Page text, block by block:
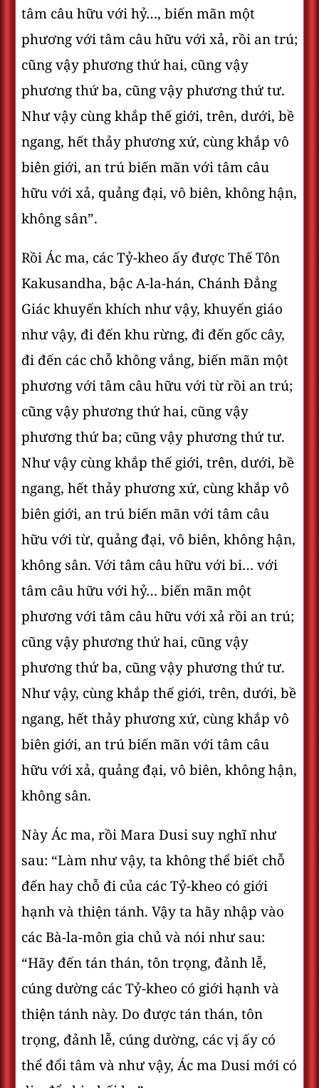
tâm câu hữu với hỷ…, biến mãn một
phương với tâm câu hữu với xả, rồi an trú;
cũng vậy phương thứ hai, cũng vậy
phương thứ ba, cũng vậy phương thứ tư.
Như vậy cùng khắp thế giới, trên, dưới, bề
ngang, hết thảy phương xứ, cùng khắp vô
biên giới, an trú biến mãn với tâm câu
hữu với xả, quảng đại, vô biên, không hận,
không sân”.
Rồi Ác ma, các Tỷ-kheo ấy được Thế Tôn
Kakusandha, bậc A-la-hán, Chánh Ðẳng
Giác khuyến khích như vậy, khuyến giáo
như vậy, đi đến khu rừng, đi đến gốc cây,
đi đến các chỗ không vắng, biến mãn một
phương với tâm câu hữu với từ rồi an trú;
cũng vậy phương thứ hai, cũng vậy
phương thứ ba; cũng vậy phương thứ tư.
Như vậy cùng khắp thế giới, trên, dưới, bề
ngang, hết thảy phương xứ, cùng khắp vô
biên giới, an trú biến mãn với tâm câu
hữu với từ, quảng đại, vô biên, không hận,
không sân. Với tâm câu hữu với bi… với
tâm câu hữu với hỷ… biến mãn một
phương với tâm câu hữu với xả rồi an trú;
cũng vậy phương thứ hai, cũng vậy
phương thứ ba, cũng vậy phương thứ tư.
Như vậy, cùng khắp thế giới, trên, dưới, bề
ngang, hết thảy phương xứ, cùng khắp vô
biên giới, an trú biến mãn với tâm câu
hữu với xả, quảng đại, vô biên, không hận,
không sân.
Này Ác ma, rồi Mara Dusi suy nghĩ như
sau: “Làm như vậy, ta không thể biết chỗ
đến hay chỗ đi của các Tỷ-kheo có giới
hạnh và thiện tánh. Vậy ta hãy nhập vào
các Bà-la-môn gia chủ và nói như sau:
“Hãy đến tán thán, tôn trọng, đảnh lễ,
cúng dường các Tỷ-kheo có giới hạnh và
thiện tánh này. Do được tán thán, tôn
trọng, đảnh lễ, cúng dường, các vị ấy có
thể đổi tâm và như vậy, Ác ma Dusi mới có